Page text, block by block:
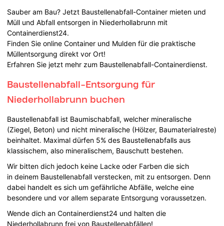
Sauber am Bau? Jetzt Baustellenabfall-Container mieten und
Müll und Abfall entsorgen in Niederhollabrunn mit
Containerdienst24.
Finden Sie online Container und Mulden für die praktische
Müllentsorgung direkt vor Ort!
Erfahren Sie jetzt mehr zum Baustellenabfall-Containerdienst.
Baustellenabfall-Entsorgung für
Niederhollabrunn buchen
Baustellenabfall ist Baumischabfall, welcher mineralische
(Ziegel, Beton) und nicht mineralische (Hölzer, Baumaterialreste)
beinhaltet. Maximal dürfen 5% des Baustellenabfalls aus
klassischem, also mineralischem, Bauschutt bestehen.
Wir bitten dich jedoch keine Lacke oder Farben die sich
in deinem Baustellenabfall verstecken, mit zu entsorgen. Denn
dabei handelt es sich um gefährliche Abfälle, welche eine
besondere und vor allem separate Entsorgung voraussetzen.
Wende dich an Containerdienst24 und halten die
Niederhollabrunn frei von Baustellenabfällen!